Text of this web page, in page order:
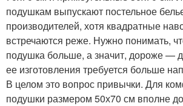
подушкам выпускают постельное
производителей, хотя квадратные
встречаются реже. Нужно понимать,
подушка больше, а значит, дороже —
ее изготовления требуется больше
В целом это вопрос привычки. Для
подушки размером 50х70 см вполне